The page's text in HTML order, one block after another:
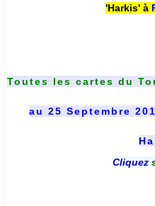
'Harkis' à
Toutes les cartes du
au 25 Septembre
Cliquez